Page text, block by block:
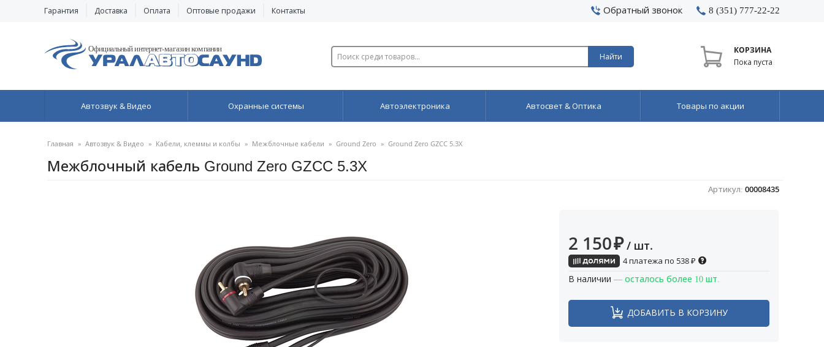
Гарантия Доставка Оплата Оптовые продажи Контакты Обратный звонок 8 (351) 777-22-22
Найти
КОРЗИНА
Пока пуста
Автозвук & Видео Охранные системы Автоэлектроника Автосвет & Оптика Товары по акции
Главная » Автозвук & Видео » Кабели, клеммы и колбы » Межблочные кабели » Ground Zero » Ground Zero GZCC 5.3X
Межблочный кабель Ground Zero GZCC 5.3X
Артикул: 00008435
2 150₽ / шт.
4 платежа по 538₽
В наличии — осталось более 10 шт.
ДОБАВИТЬ В КОРЗИНУ